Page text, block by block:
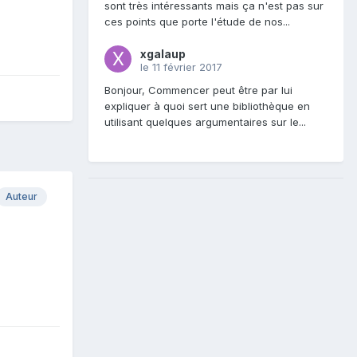
Auteur
sont très intéressants mais ça n'est pas sur
ces points que porte l'étude de nos...
xgalaup
le 11 février 2017
Bonjour, Commencer peut être par lui
expliquer à quoi sert une bibliothèque en
utilisant quelques argumentaires sur le...